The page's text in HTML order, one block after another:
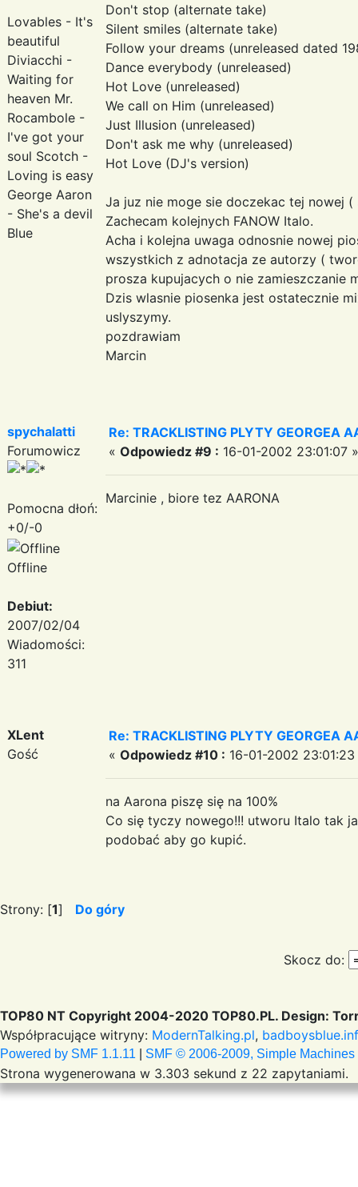
Lovables - It's
beautiful
Diviacchi -
Waiting for
heaven Mr.
Rocambole -
I've got your
soul Scotch -
Loving is easy
George Aaron
- She's a devil
Blue
Don't stop (alternate take)
Silent smiles (alternate take)
Follow your dreams (unreleased dated
Dance everybody (unreleased)
Hot Love (unreleased)
We call on Him (unreleased)
Just Illusion (unreleased)
Don't ask me why (unreleased)
Hot Love (DJ's version)
Ja juz nie moge sie doczekac tej nowej (
Zachecam kolejnych FANOW Italo.
Acha i kolejna uwaga odnosnie nowej
wszystkich z adnotacja ze autorzy (
prosza kupujacych o nie zamieszczanie
Dzis wlasnie piosenka jest ostatecznie
uslyszymy.
pozdrawiam
Marcin
spychalatti
Forumowicz
Pomocna dłoń:
+0/-0
Offline
Debiut:
2007/02/04
Wiadomości:
311
Re: TRACKLISTING PLYTY GEORGEA
« Odpowiedz #9 : 16-01-2002 23:01:07 »
Marcinie , biore tez AARONA
XLent
Gość
Re: TRACKLISTING PLYTY GEORGEA
« Odpowiedz #10 : 16-01-2002 23:01:23
na Aarona piszę się na 100%
Co się tyczy nowego!!! utworu Italo tak
podobać aby go kupić.
Strony: [1] Do góry
Skocz do:
TOP80 NT Copyright 2004-2020 TOP80.PL. Design:
Współpracujące witryny: ModernTalking.pl,
Powered by SMF 1.1.11 SMF © 2006-2009, Simple Machines
Strona wygenerowana w 3.303 sekund z 22 zapytaniami.